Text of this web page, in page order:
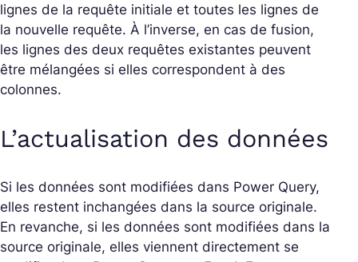
lignes de la requête initiale et toutes les lignes de
la nouvelle requête. À l’inverse, en cas de fusion,
les lignes des deux requêtes existantes peuvent
être mélangées si elles correspondent à des
colonnes.
L’actualisation des données
Si les données sont modifiées dans Power Query,
elles restent inchangées dans la source originale.
En revanche, si les données sont modifiées dans la
source originale, elles viennent directement se